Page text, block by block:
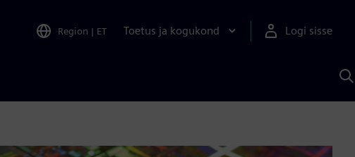
Region | ET Toetus ja kogukond Logi sisse